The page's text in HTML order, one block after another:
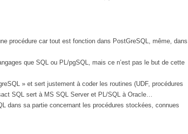
procédure car tout est fonction dans PostGreSQL, même, dans
que SQL ou PL/pgSQL, mais ce n’est pas le but de cette
» et sert justement à coder les routines (UDF, procédures
SQL sert à MS SQL Server et PL/SQL à Oracle…
dans sa partie concernant les procédures stockées, connues